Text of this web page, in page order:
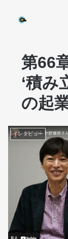
第66
‘積み
の起業
インタビュー